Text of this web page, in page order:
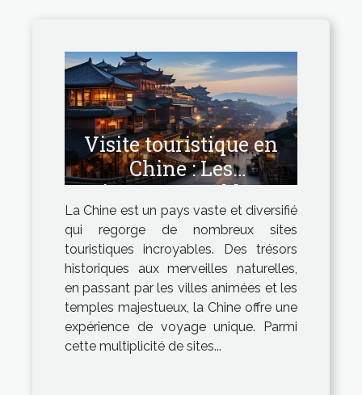
Visite touristique en
Chine : Les
incontournables
La Chine est un pays vaste et diversifié
qui regorge de nombreux sites
touristiques incroyables. Des trésors
historiques aux merveilles naturelles,
en passant par les villes animées et les
temples majestueux, la Chine offre une
expérience de voyage unique. Parmi
cette multiplicité de sites...